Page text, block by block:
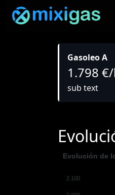
Gasoleo A
1.798
sub text
Evolución de
2.100